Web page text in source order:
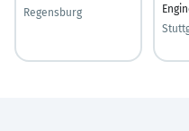
Regensburg